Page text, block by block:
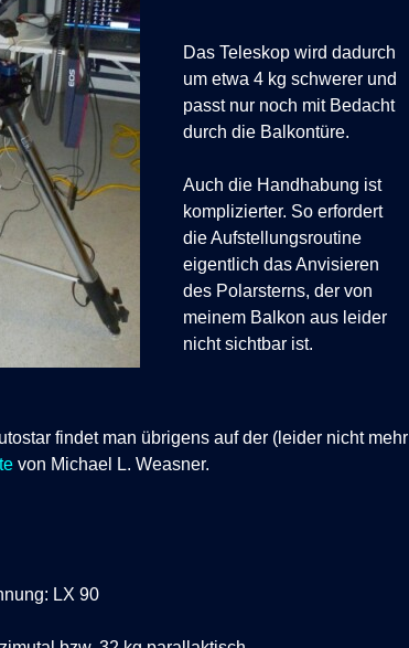
Das Teleskop wird dadurch
um etwa 4 kg schwerer und
passt nur noch mit Bedacht
durch die Balkontüre.
Auch die Handhabung ist
komplizierter. So erfordert
die Aufstellungsroutine
eigentlich das Anvisieren
des Polarsterns, der von
meinem Balkon aus leider
nicht sichtbar ist.
findet man übrigens auf der (leider nicht mehr
von Michael L. Weasner.
LX 90